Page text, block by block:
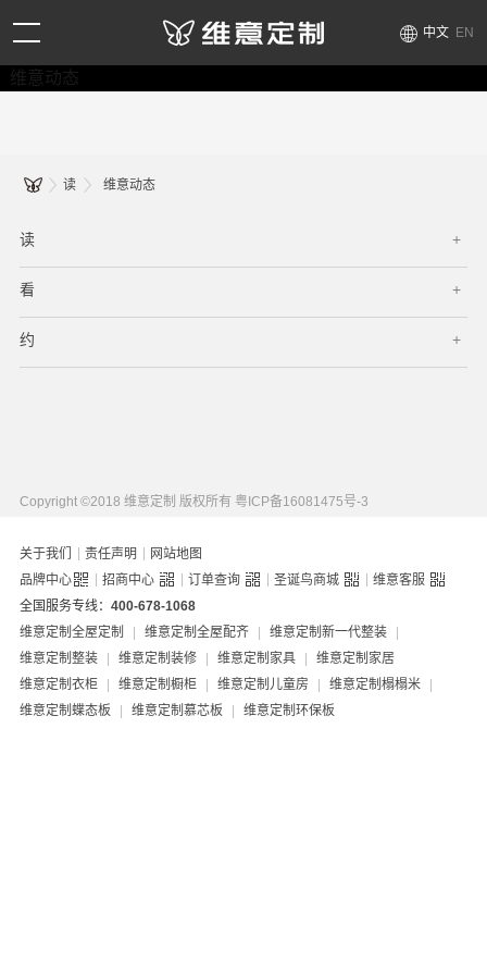
中文 EN
维意动态
读 维意动态
读
看
约
Copyright ©2018 维意定制 版权所有 粤ICP备16081475号-3
关于我们 | 责任声明 | 网站地图
品牌中心
| 招商中心 | 订单查询 | 圣诞鸟商城 | 维意客服
全国服务专线： 400-678-1068
维意定制全屋定制
| 维意定制全屋配齐 | 维意定制新一代整装
|
维意定制整装
| 维意定制装修 | 维意定制家具 |
维意定制家居
维意定制衣柜
| 维意定制橱柜 | 维意定制儿童房 | 维意定制榻榻米
|
维意定制蝶态板
| 维意定制慕芯板 | 维意定制环保板